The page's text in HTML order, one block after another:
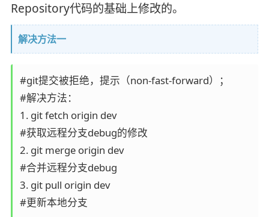
Repository代码的基础上修改的。
解决方法一
#git提交被拒绝，提示（non-fast-forward）；
#解决方法：
1. git fetch origin dev
#获取远程分支debug的修改
2. git merge origin dev
#合并远程分支debug
3. git pull origin dev
#更新本地分支